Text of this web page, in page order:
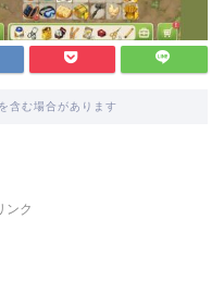
含む場合があります
ンク